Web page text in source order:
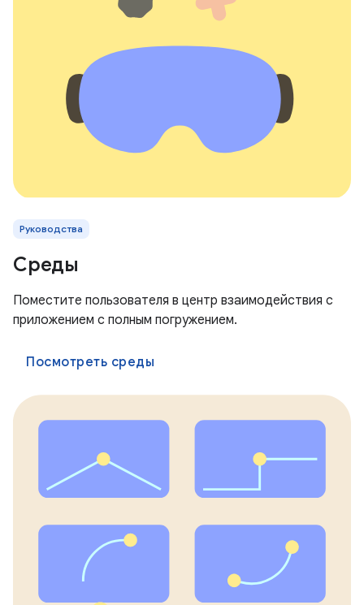
Руководства
Среды
Поместите пользователя в центр взаимодействия с
приложением с полным погружением.
Посмотреть среды